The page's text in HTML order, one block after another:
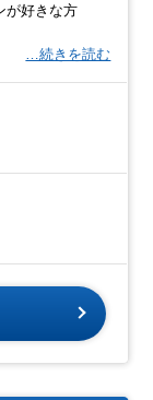
が好きな方
…続きを読む